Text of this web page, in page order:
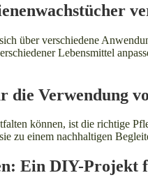
über verschiedene
Lebensmittel
Verwendung
können, ist die richtige
zu einem nachhaltigen
Ein DIY-